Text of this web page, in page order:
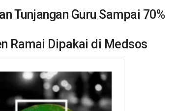
Tunjangan Guru Sampai 70%
Ramai Dipakai di Medsos